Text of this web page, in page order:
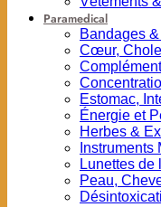
Paramedical
Bandages
Cœur,
Estomac,
Énergie et
Herbes &
Instruments
Lunettes de
Peau,